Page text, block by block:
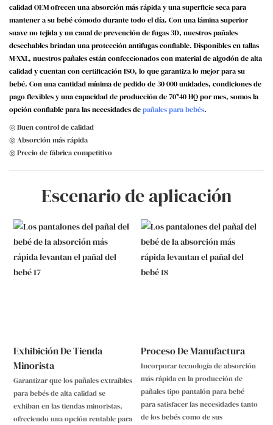
calidad OEM ofrecen una absorción más rápida y una superficie seca para
mantener a su bebé cómodo durante todo el día. Con una lámina superior
suave no tejida y un canal de prevención de fugas 3D, nuestros pañales
desechables brindan una protección antifugas confiable. Disponibles en tallas
M-XXL, nuestros pañales están confeccionados con material de algodón de alta
calidad y cuentan con certificación ISO, lo que garantiza lo mejor para su
bebé. Con una cantidad mínima de pedido de 30 000 unidades, condiciones de
pago flexibles y una capacidad de producción de 70*40 HQ por mes, somos la
opción confiable para las necesidades depañales para bebés.
◎ Buen control de calidad
◎ Absorción más rápida
◎ Precio de fábrica competitivo
Escenario de aplicación
Exhibición De Tienda
Minorista
Garantizar que los pañales extraíbles
para bebés de alta calidad se
exhiban en las tiendas minoristas,
ofreciendo una opción rentable para
Proceso De Manufactura
Incorporar tecnología de absorción
más rápida en la producción de
pañales tipo pantalón para bebé
para satisfacer las necesidades tanto
de los bebés como de sus